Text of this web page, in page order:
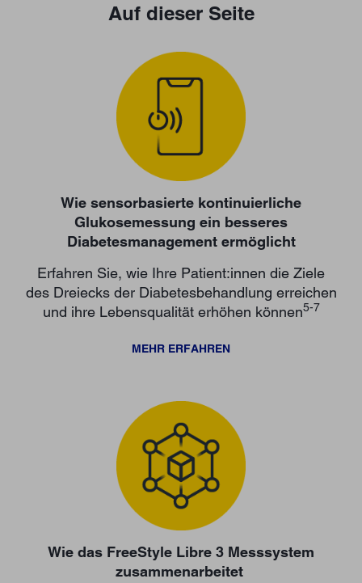
Auf dieser Seite
Wie sensorbasierte kontinuierliche
Glukosemessung ein besseres
Diabetesmanagement ermöglicht
Erfahren Sie, wie Ihre Patient:innen die Ziele
des Dreiecks der Diabetesbehandlung erreichen
und ihre Lebensqualität erhöhen können5-7
MEHR ERFAHREN
Wie das FreeStyle Libre 3 Messsystem
zusammenarbeitet